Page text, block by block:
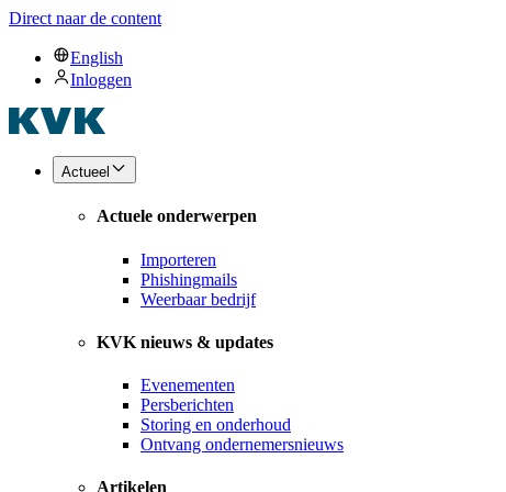
Direct naar de content
English
Inloggen
Actueel
Actuele onderwerpen
Importeren
Phishingmails
Weerbaar bedrijf
KVK nieuws & updates
Evenementen
Persberichten
Storing en onderhoud
Ontvang ondernemersnieuws
Artikelen